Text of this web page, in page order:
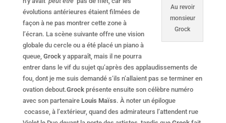
Au revoir
monsieur
Grock
évolutions antérieures étaient filmées de
façon à ne pas montrer cette zone à
l’écran. La scène suivante offre une vision
globale du cercle ou a été placé un piano à
queue, Grocky apparaît, mais il ne pourra
entrer dans le vif du sujet qu’après des applaudissements de
fou, dont je me suis demandé s‘ils n’allaient pas se terminer en
ovation debout.Grockprésente ensuite son célèbre numéro
avec son partenaire Louis Maïss. À noter un épilogue
cocasse, à l’extérieur, quand des admirateurs l’attendent rue